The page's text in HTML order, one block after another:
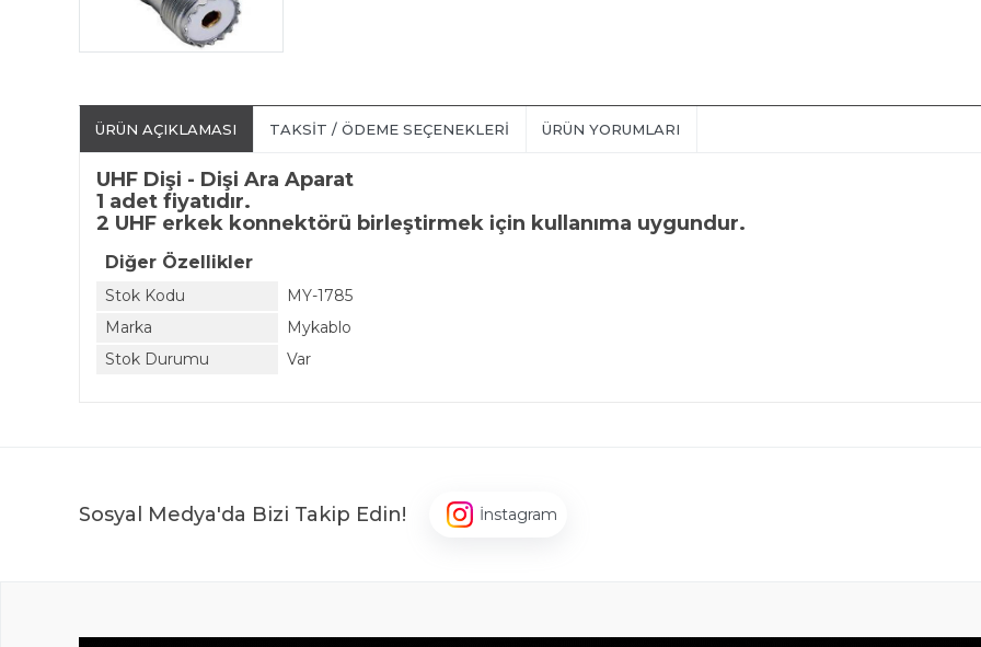
ÜRÜN AÇIKLAMASI TAKSIT / ÖDEME SEÇENEKLERI ÜRÜN YORUMLARI
UHF Dişi - Dişi Ara Aparat
1 adet fiyatıdır.
2 UHF erkek konnektörü birleştirmek için kullanıma uygundur.
Diğer Özellikler
Stok Kodu
MY-1785
Marka
Mykablo
Stok Durumu
Var
Sosyal Medya'da Bizi Takip Edin! İnstagram